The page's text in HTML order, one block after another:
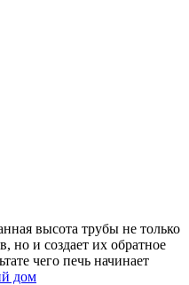
высота трубы не только
но и создает их обратное
чего печь начинает